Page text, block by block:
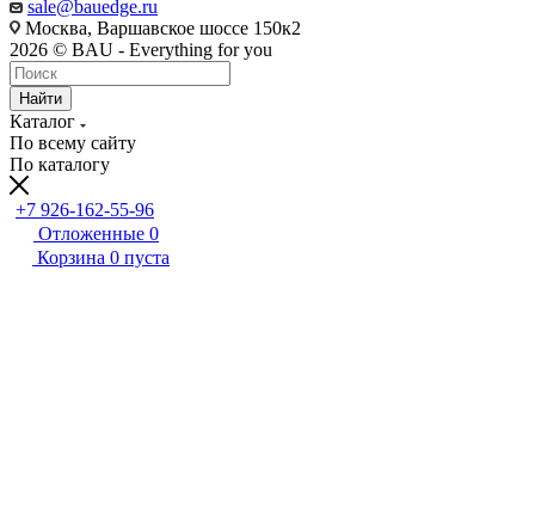
sale@bauedge.ru
Москва, Варшавское шоссе 150к2
2026 © BAU - Everything for you
Найти
Каталог
По всему сайту
По каталогу
+7 926-162-55-96
Отложенные 0
Корзина 0 пуста